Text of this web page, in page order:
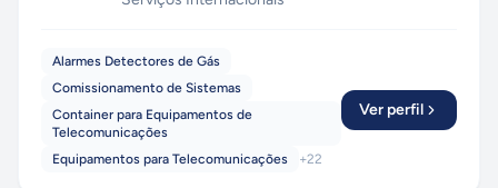
Alarmes Detectores de Gás
Comissionamento de Sistemas
Container para Equipamentos de
Telecomunicações
Equipamentos para Telecomunicações
+22
Ver perfil